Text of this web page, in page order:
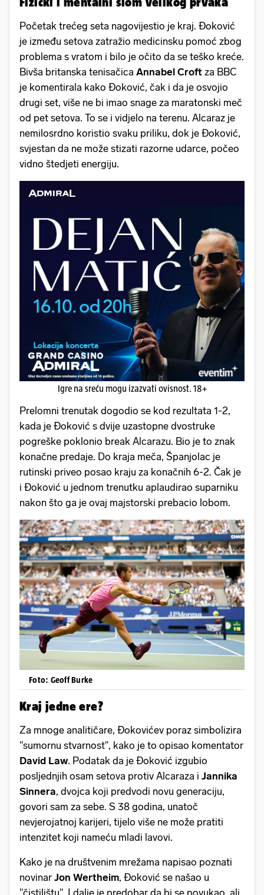
Početak trećeg seta nagovijestio je kraj. Đoković
je između setova zatražio medicinsku pomoć zbog
problema s vratom i bilo je očito da se teško kreće.
Bivša britanska tenisačica Annabel Croft za BBC
je komentirala kako Đoković, čak i da je osvojio
drugi set, više ne bi imao snage za maratonski meč
od pet setova. To se i vidjelo na terenu. Alcaraz je
nemilosrdno koristio svaku priliku, dok je Đoković,
svjestan da ne može stizati razorne udarce, počeo
vidno štedjeti energiju.
Igre na sreću mogu izazvati ovisnost. 18+
Prelomni trenutak dogodio se kod rezultata 1-2,
kada je Đoković s dvije uzastopne dvostruke
pogreške poklonio break Alcarazu. Bio je to znak
konačne predaje. Do kraja meča, Španjolac je
rutinski priveo posao kraju za konačnih 6-2. Čak je
i Đoković u jednom trenutku aplaudirao suparniku
nakon što ga je ovaj majstorski prebacio lobom.
Foto: Geoff Burke
Kraj jedne ere?
Za mnoge analitičare, Đokovićev poraz simbolizira
"sumornu stvarnost", kako je to opisao komentator
David Law. Podatak da je Đoković izgubio
posljednjih osam setova protiv Alcaraza i Jannika
Sinnera, dvojca koji predvodi novu generaciju,
govori sam za sebe. S 38 godina, unatoč
nevjerojatnoj karijeri, tijelo više ne može pratiti
intenzitet koji nameću mladi lavovi.
Kako je na društvenim mrežama napisao poznati
novinar Jon Wertheim, Đoković se našao u
"čistilištu". I dalje je predobar da bi se povukao, ali